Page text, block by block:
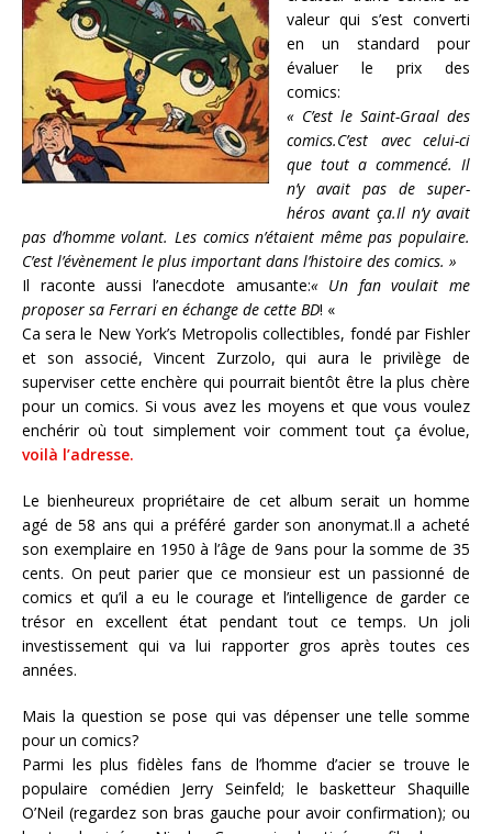
valeur qui s’est converti
en un standard pour
évaluer le prix des
comics:
« C’est le Saint-Graal des
comics.C’est avec celui-ci
que tout a commencé. Il
n’y avait pas de super-
héros avant ça.Il n’y avait
pas d’homme volant. Les comics n’étaient même pas populaire.
C’est l’évènement le plus important dans l’histoire des comics. »
Il raconte aussi l’anecdote amusante:« Un fan voulait me
proposer sa Ferrari en échange de cette BD! «
Ca sera le New York’s Metropolis collectibles, fondé par Fishler
et son associé, Vincent Zurzolo, qui aura le privilège de
superviser cette enchère qui pourrait bientôt être la plus chère
pour un comics. Si vous avez les moyens et que vous voulez
enchérir où tout simplement voir comment tout ça évolue,
voilà l’adresse.
Le bienheureux propriétaire de cet album serait un homme
agé de 58 ans qui a préféré garder son anonymat.Il a acheté
son exemplaire en 1950 à l’âge de 9ans pour la somme de 35
cents. On peut parier que ce monsieur est un passionné de
comics et qu’il a eu le courage et l’intelligence de garder ce
trésor en excellent état pendant tout ce temps. Un joli
investissement qui va lui rapporter gros après toutes ces
années.
Mais la question se pose qui vas dépenser une telle somme
pour un comics?
Parmi les plus fidèles fans de l’homme d’acier se trouve le
populaire comédien Jerry Seinfeld; le basketteur Shaquille
O’Neil (regardez son bras gauche pour avoir confirmation); ou